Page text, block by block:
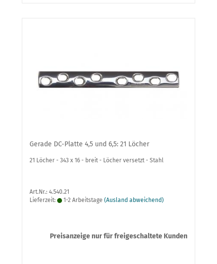
Gerade DC-Platte 4,5 und 6,5: 21 Löcher
21 Löcher - 343 x 16 - breit - Löcher versetzt - Stahl
Art.Nr.: 4.540.21
Lieferzeit:
1-2 Arbeitstage (Ausland abweichend)
Preisanzeige nur für freigeschaltete Kunden